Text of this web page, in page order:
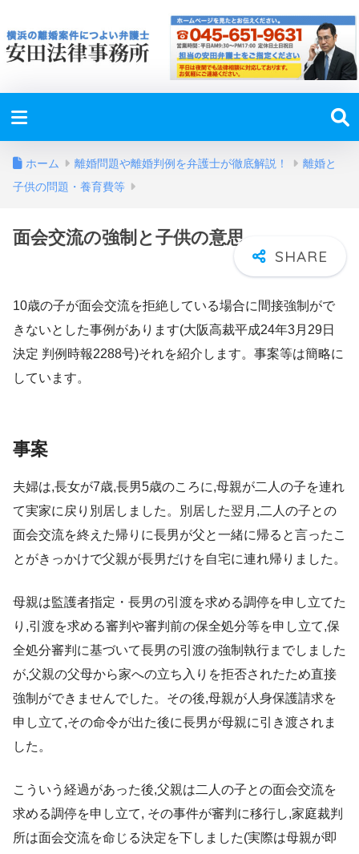
ホーム 離婚問題や離婚判例を弁護士が徹底解説！
離婚と
子供の問題・養育費等
面会交流の強制と子供の意思
10歳の子が面会交流を拒絶している場合に間接強制がで
きないとした事例があります(大阪高裁平成24年3月29日
決定 判例時報2288号)それを紹介します。事案等は簡略に
しています。
事案
夫婦は,長女が7歳,長男5歳のころに,母親が二人の子を連れ
て実家に戻り別居しました。別居した翌月,二人の子との
面会交流を終えた帰りに長男が父と一緒に帰ると言ったこ
とがきっかけで父親が長男だけを自宅に連れ帰りました。
母親は監護者指定・長男の引渡を求める調停を申し立てた
り,引渡を求める審判や審判前の保全処分等を申し立て,保
全処分審判に基づいて長男の引渡の強制執行までしました
が,父親の父母から家への立ち入りを拒否されたため直接
強制ができませんでした。その後,母親が人身保護請求を
申し立て,その命令が出た後に長男が母親に引き渡されま
した。
こういう経過があった後,父親は二人の子との面会交流を
求める調停を申し立て, その事件が審判に移行し,家庭裁判
所は面会交流を命じる決定を下しました(実際は母親が即